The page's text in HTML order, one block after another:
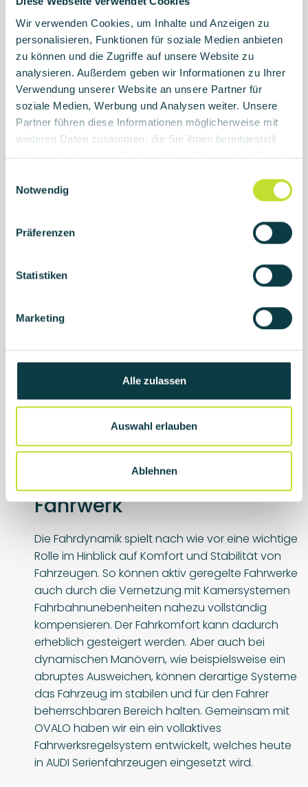
Wir verwenden Cookies, um Inhalte und Anzeigen zu
personalisieren, Funktionen für soziale Medien anbieten
zu können und die Zugriffe auf unsere Website zu
analysieren. Außerdem geben wir Informationen zu Ihrer
Verwendung unserer Website an unsere Partner für
soziale Medien, Werbung und Analysen weiter. Unsere
Partner führen diese Informationen möglicherweise mit
weiteren Daten zusammen, die Sie ihnen bereitgestellt
haben oder die sie im Rahmen Ihrer Nutzung der Dienste
Notwendig
Präferenzen
Statistiken
Marketing
Alle zulassen
Auswahl erlauben
Ablehnen
für Fahrzeuge kommt es auf das Zusammenspiel von
Software und Hardware an. Präzise
Softwarelösungen und zuverlässige Hardware sind
dabei der Kern für die optimale Funktionsfähigkeit der
Systeme.
Die Entwicklung moderner Lenksysteme ist
sowohl sicherheitskritisch als auch funktional
äußerst anspruchsvoll. adcos hat ein neuartiges
welches bereits in mehreren Großstädten in
CRRC/ZELC im regulären Linienbetrieb zum Einsatz
kommt. Dabei liefert adcos auch die überlagerte
Regelungssoftware für die auf wenige
Zentimeter genaue spurtreue Führung der bis zu
mehr über adcos Lenksysteme
Fahrwerk
Die Fahrdynamik spielt nach wie vor eine wichtige
Rolle im Hinblick auf Komfort und Stabilität von
Fahrzeugen. So können aktiv geregelte Fahrwerke
auch durch die Vernetzung mit Kamersystemen
Fahrbahnunebenheiten nahezu vollständig
kompensieren. Der Fahrkomfort kann dadurch
erheblich gesteigert werden. Aber auch bei
dynamischen Manövern, wie beispielsweise ein
abruptes Ausweichen, können derartige Systeme
das Fahrzeug im stabilen und für den Fahrer
beherrschbaren Bereich halten. Gemeinsam mit
OVALO haben wir ein ein vollaktives
Fahrwerksregelsystem entwickelt, welches heute
in AUDI Serienfahrzeugen eingesetzt wird.